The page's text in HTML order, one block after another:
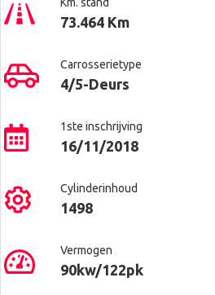
73.464 Km
Carrosserietype
4/5-Deurs
1ste inschrijving
16/11/2018
Cylinderinhoud
1498
Vermogen
90kw/122pk